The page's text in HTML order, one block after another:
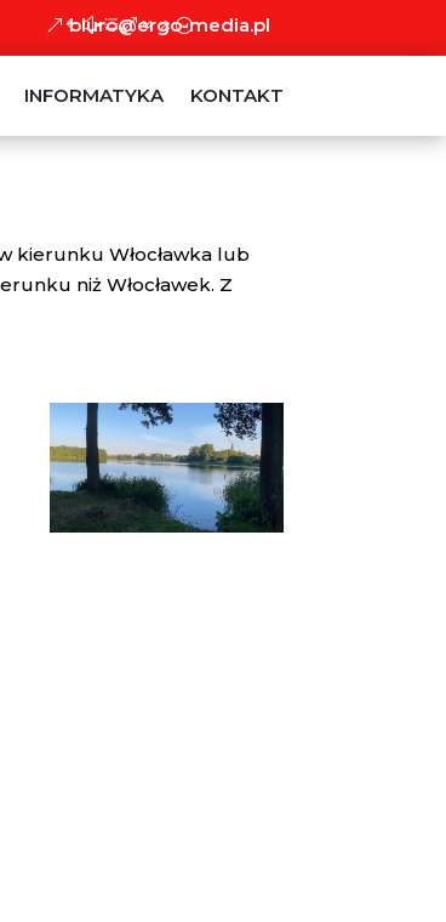
biuro@ergo-media.pl
INFORMATYKA KONTAKT
kierunku Włocławka lub
niż Włocławek. Z